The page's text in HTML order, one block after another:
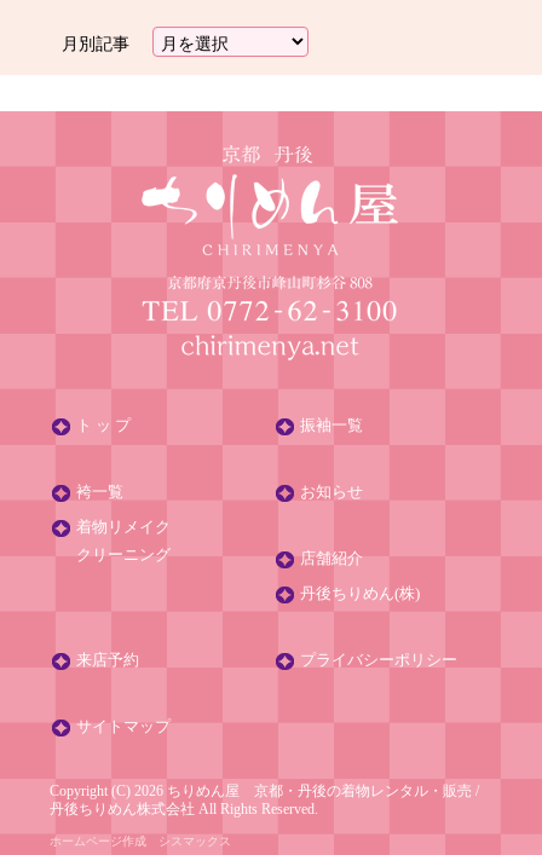
月別記事
ト ッ プ 振袖一覧
袴一覧
着物リメイク
クリーニング
お知らせ
店舗紹介
丹後ちりめん(株)
来店予約 プライバシーポリシー
サイトマップ
Copyright (C) 2026 ちりめん屋 京都・丹後の着物レンタル・販売 /
丹後ちりめん株式会社 All Rights Reserved.
ホームページ作成 シスマックス